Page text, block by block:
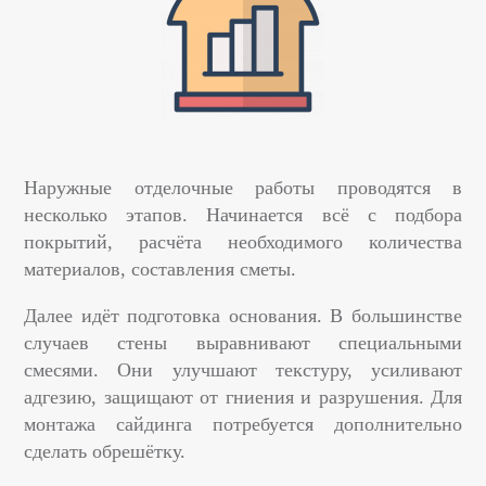
Наружные отделочные работы проводятся в
несколько этапов. Начинается всё с подбора
покрытий, расчёта необходимого количества
материалов, составления сметы.
Далее идёт подготовка основания. В большинстве
случаев стены выравнивают специальными
смесями. Они улучшают текстуру, усиливают
адгезию, защищают от гниения и разрушения. Для
монтажа сайдинга потребуется дополнительно
сделать обрешётку.